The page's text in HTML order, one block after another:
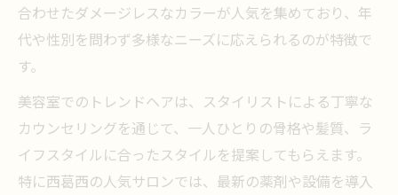
合わせたダメージレスなカラーが人気を集めており、年
代や性別を問わず多様なニーズに応えられるのが特徴で
す。
美容室でのトレンドヘアは、スタイリストによる丁寧な
カウンセリングを通じて、一人ひとりの骨格や髪質、ラ
イフスタイルに合ったスタイルを提案してもらえます。
特に西葛西の人気サロンでは、最新の薬剤や設備を導入